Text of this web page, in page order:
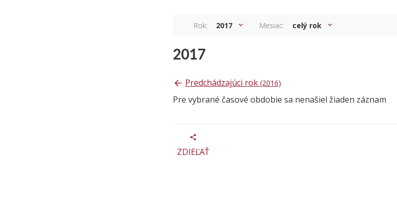
Rok: 2017 Mesiac: celý rok
2017
Predchádzajúci rok (2016)
Pre vybrané časové obdobie sa nenašiel žiaden záznam
ZDIEĽAŤ